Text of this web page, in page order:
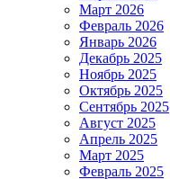
Март 2026
Февраль 2026
Январь 2026
Декабрь 2025
Ноябрь 2025
Октябрь 2025
Сентябрь 2025
Август 2025
Апрель 2025
Март 2025
Февраль 2025